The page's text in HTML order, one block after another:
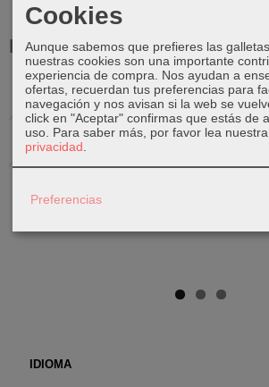
IDIOMA
Productos Relacionados
Agotado
piedra
Cookies
Aunque sabemos que prefieres las
nuestras cookies son una importante
experiencia de compra. Nos ayudan a
ofertas, recuerdan tus preferencias para
navegación y nos avisan si la web se
click en "Aceptar" confirmas que estás de
uso. Para saber más, por favor lea nuestra
privacidad
Preferencias